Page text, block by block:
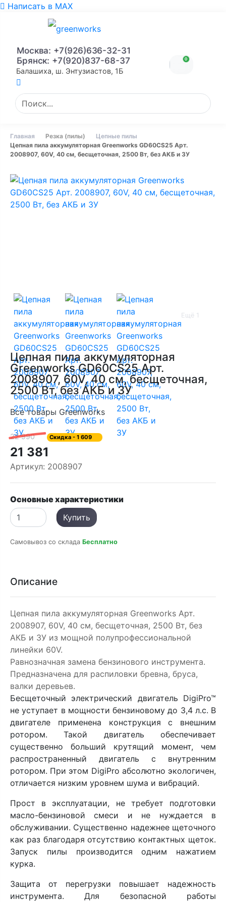
Написать в MAX
Москва: +7(926)636-32-31
Брянск: +7(920)837-68-37
Балашиха, ш. Энтузиастов, 1Б
0
Главная Резка (пилы)
Цепные пилы
Цепная пила аккумуляторная Greenworks GD60CS25 Арт.
2008907, 60V, 40 см, бесщеточная, 2500 Вт, без АКБ и ЗУ
Ещё 1
Цепная пила аккумуляторная
Greenworks GD60CS25 Арт.
2008907, 60V, 40 см, бесщеточная,
2500 Вт, без АКБ и ЗУ
Все товары Greenworks
22 990 Скидка - 1 609
21 381
Артикул: 2008907
Основные характеристики
Купить
Самовывоз со склада Бесплатно
Описание
Цепная пила аккумуляторная Greenworks Арт.
2008907, 60V, 40 см, бесщеточная, 2500 Вт, без
АКБ и ЗУ из мощной полупрофессиональной
линейки 60V.
Равнозначная замена бензинового инструмента.
Предназначена для распиловки бревна, бруса,
валки деревьев.
Бесщеточный электрический двигатель DigiPro™
не уступает в мощности бензиновому до 3,4 л.с. В
двигателе применена конструкция с внешним
ротором. Такой двигатель обеспечивает
существенно больший крутящий момент, чем
распространенный двигатель с внутренним
ротором. При этом DigiPro абсолютно экологичен,
отличается низким уровнем шума и вибраций.
Прост в эксплуатации, не требует подготовки
масло-бензиновой смеси и не нуждается в
обслуживании. Существенно надежнее щеточного
как раз благодаря отсутствию контактных щеток.
Запуск пилы производится одним нажатием
курка.
Защита от перегрузки повышает надежность
инструмента. Для безопасной работы